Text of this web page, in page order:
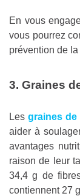
En vous
vous pourrez
prévention de
3. Graines
Les graines de
aider à
avantages
raison de leur
34,4 g de
contiennent 27